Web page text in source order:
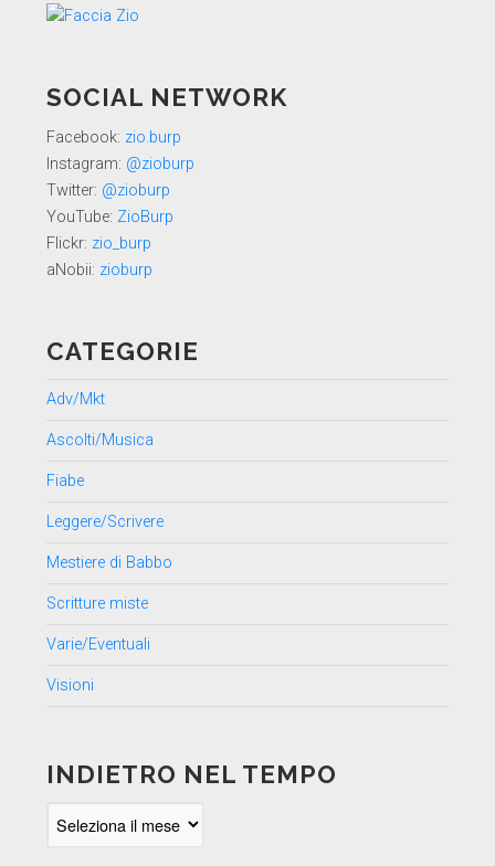
SOCIAL NETWORK
Facebook: zio.burp
Instagram: @zioburp
Twitter: @zioburp
YouTube: ZioBurp
Flickr: zio_burp
aNobii: zioburp
CATEGORIE
Adv/Mkt
Ascolti/Musica
Fiabe
Leggere/Scrivere
Mestiere di Babbo
Scritture miste
Varie/Eventuali
Visioni
INDIETRO NEL TEMPO